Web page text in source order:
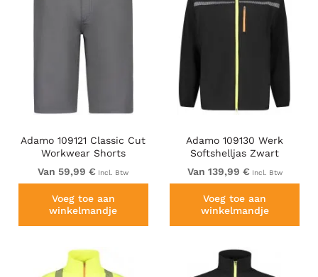
Adamo 109121 Classic Cut
Workwear Shorts
Graphite Grey
Van 59,99 € Incl. Btw
Voeg toe aan
winkelmandje
Adamo 109130 Werk
Softshelljas Zwart
Van 139,99 € Incl. Btw
Voeg toe aan
winkelmandje